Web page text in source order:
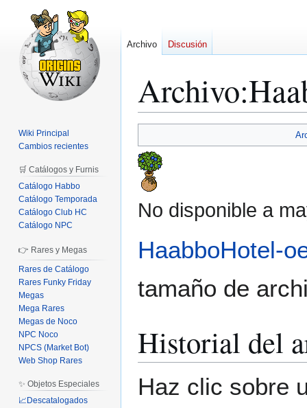
Archivo:
a
la
navegación
a
la
búsqueda
No disponible a
HaabboHotel-
tamaño de
Historial del
Haz clic sobre
Archivo Discusión
Wiki Principal
Cambios recientes
🛒 Catálogos y Furnis
Catálogo Habbo
Catálogo Temporada
Catálogo Club HC
Catálogo NPC
👉 Rares y Megas
Rares de Catálogo
Rares Funky Friday
Megas
Mega Rares
Megas de Noco
NPC Noco
NPCS (Market Bot)
Web Shop Rares
✨ Objetos Especiales
📈Descatalogados